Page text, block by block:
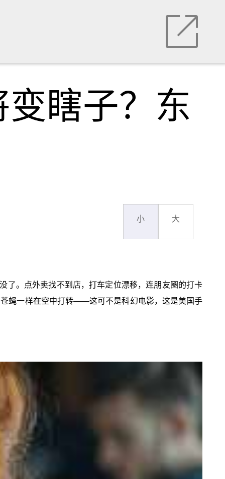
瞎子？东
小 大
了。点外卖找不到店，打车定位漂移，连朋友圈的打卡
蝇一样在空中打转——这可不是科幻电影，这是美国手